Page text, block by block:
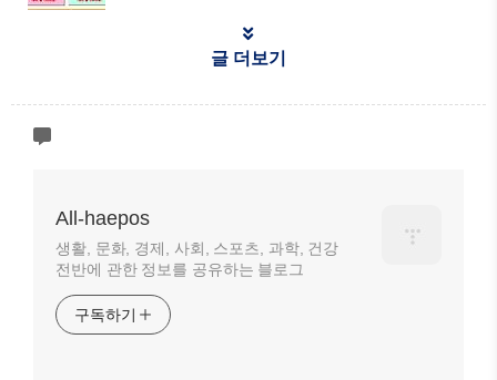
글 더보기
All-haepos
생활, 문화, 경제, 사회, 스포츠, 과학, 건강
전반에 관한 정보를 공유하는 블로그
구독하기